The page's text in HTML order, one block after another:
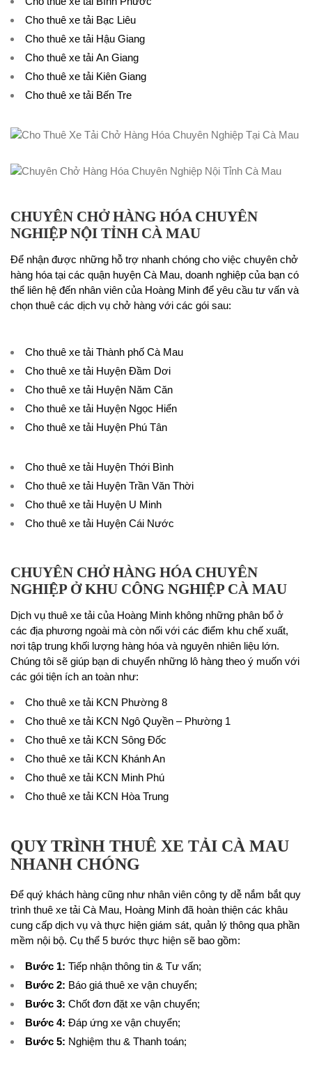
Cho thuê xe tải Bạc Liêu
Cho thuê xe tải Hậu Giang
Cho thuê xe tải An Giang
Cho thuê xe tải Kiên Giang
Cho thuê xe tải Bến Tre
CHUYÊN CHỞ HÀNG HÓA CHUYÊN
NGHIỆP NỘI TỈNH CÀ MAU
Để nhận được những hỗ trợ nhanh chóng cho việc chuyên chở
hàng hóa tại các quận huyện Cà Mau, doanh nghiệp của bạn có
thể liên hệ đến nhân viên của Hoàng Minh để yêu cầu tư vấn và
chọn thuê các dịch vụ chở hàng với các gói sau:
Cho thuê xe tải Thành phố Cà Mau
Cho thuê xe tải Huyện Đầm Dơi
Cho thuê xe tải Huyện Năm Căn
Cho thuê xe tải Huyện Ngọc Hiển
Cho thuê xe tải Huyện Phú Tân
Cho thuê xe tải Huyện Thới Bình
Cho thuê xe tải Huyện Trần Văn Thời
Cho thuê xe tải Huyện U Minh
Cho thuê xe tải Huyện Cái Nước
CHUYÊN CHỞ HÀNG HÓA CHUYÊN
NGHIỆP Ở KHU CÔNG NGHIỆP CÀ MAU
Dịch vụ thuê xe tải của Hoàng Minh không những phân bổ ở
các địa phương ngoài mà còn nối với các điểm khu chế xuất,
nơi tập trung khối lượng hàng hóa và nguyên nhiên liệu lớn.
Chúng tôi sẽ giúp bạn di chuyển những lô hàng theo ý muốn với
các gói tiện ích an toàn như:
Cho thuê xe tải KCN Phường 8
Cho thuê xe tải KCN Ngô Quyền – Phường 1
Cho thuê xe tải KCN Sông Đốc
Cho thuê xe tải KCN Khánh An
Cho thuê xe tải KCN Minh Phú
Cho thuê xe tải KCN Hòa Trung
QUY TRÌNH THUÊ XE TẢI CÀ MAU
NHANH CHÓNG
Để quý khách hàng cũng như nhân viên công ty dễ nắm bắt quy
trình thuê xe tải Cà Mau, Hoàng Minh đã hoàn thiện các khâu
cung cấp dịch vụ và thực hiện giám sát, quản lý thông qua phần
mềm nội bộ. Cụ thể 5 bước thực hiện sẽ bao gồm:
Bước 1: Tiếp nhận thông tin & Tư vấn;
Bước 2: Báo giá thuê xe vận chuyển;
Bước 3: Chốt đơn đặt xe vận chuyển;
Bước 4: Đáp ứng xe vận chuyển;
Bước 5: Nghiệm thu & Thanh toán;